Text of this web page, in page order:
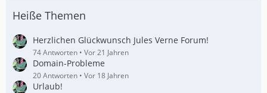
Heiße Themen
Herzlichen Glückwunsch Jules Verne Forum!
74 Antworten Vor 21 Jahren
Domain-Probleme
20 Antworten Vor 18 Jahren
Urlaub!